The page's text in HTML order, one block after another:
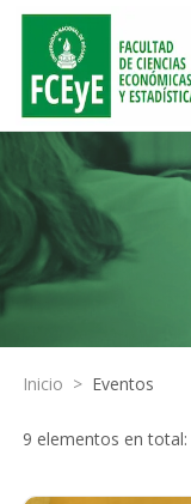
Inicio > Eventos
9 elementos en total: